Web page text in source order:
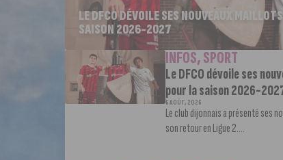
LE DFCO DÉVOILE SES NOUVEAUX
SAISON 2026-2027
INFOS,SPORT
Le DFCO dévoile ses
pour la saison 2026-
6 AOÛT, 2026
Le club dijonnais a présenté ses
son retour en Ligue 2....